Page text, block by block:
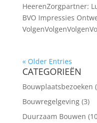
HeerenZorgpartner:
BVO Impressies
« Older Entries
CATEGORIEËN
Bouwplaatsbezoeken
Bouwregelgeving(3)
Duurzaam Bouwen